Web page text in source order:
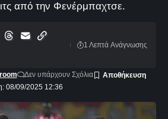
από την Φενέρμπαχτσε.
08/09/2025 12:36
Δεν υπάρχουν Σχόλια
1 Λεπτά Aνάγνωσης